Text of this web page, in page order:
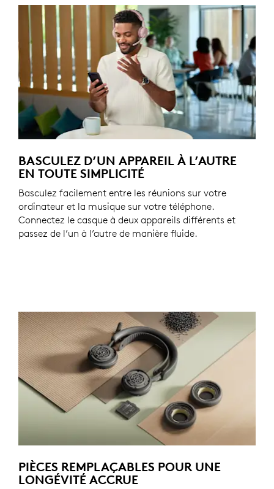
BASCULEZ D’UN APPAREIL À L’AUTRE
EN TOUTE SIMPLICITÉ
Basculez facilement entre les réunions sur votre
ordinateur et la musique sur votre téléphone.
Connectez le casque à deux appareils différents et
passez de l’un à l’autre de manière fluide.
PIÈCES REMPLAÇABLES POUR UNE
LONGÉVITÉ ACCRUE